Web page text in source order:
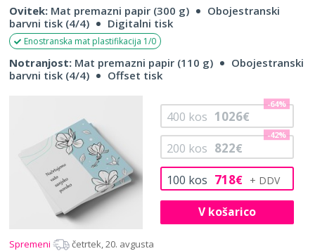
Ovitek: Mat premazni papir (300 g)
Obojestranski
barvni tisk (4/4)
Digitalni tisk
Enostranska mat plastifikacija 1/0
Notranjost: Mat premazni papir (110 g)
Obojestranski
barvni tisk (4/4)
Offset tisk
100 kos 718€
200 kos 822€
-42%
400 kos 1026€
-64%
V košarico
Spremeni četrtek, 20. avgusta